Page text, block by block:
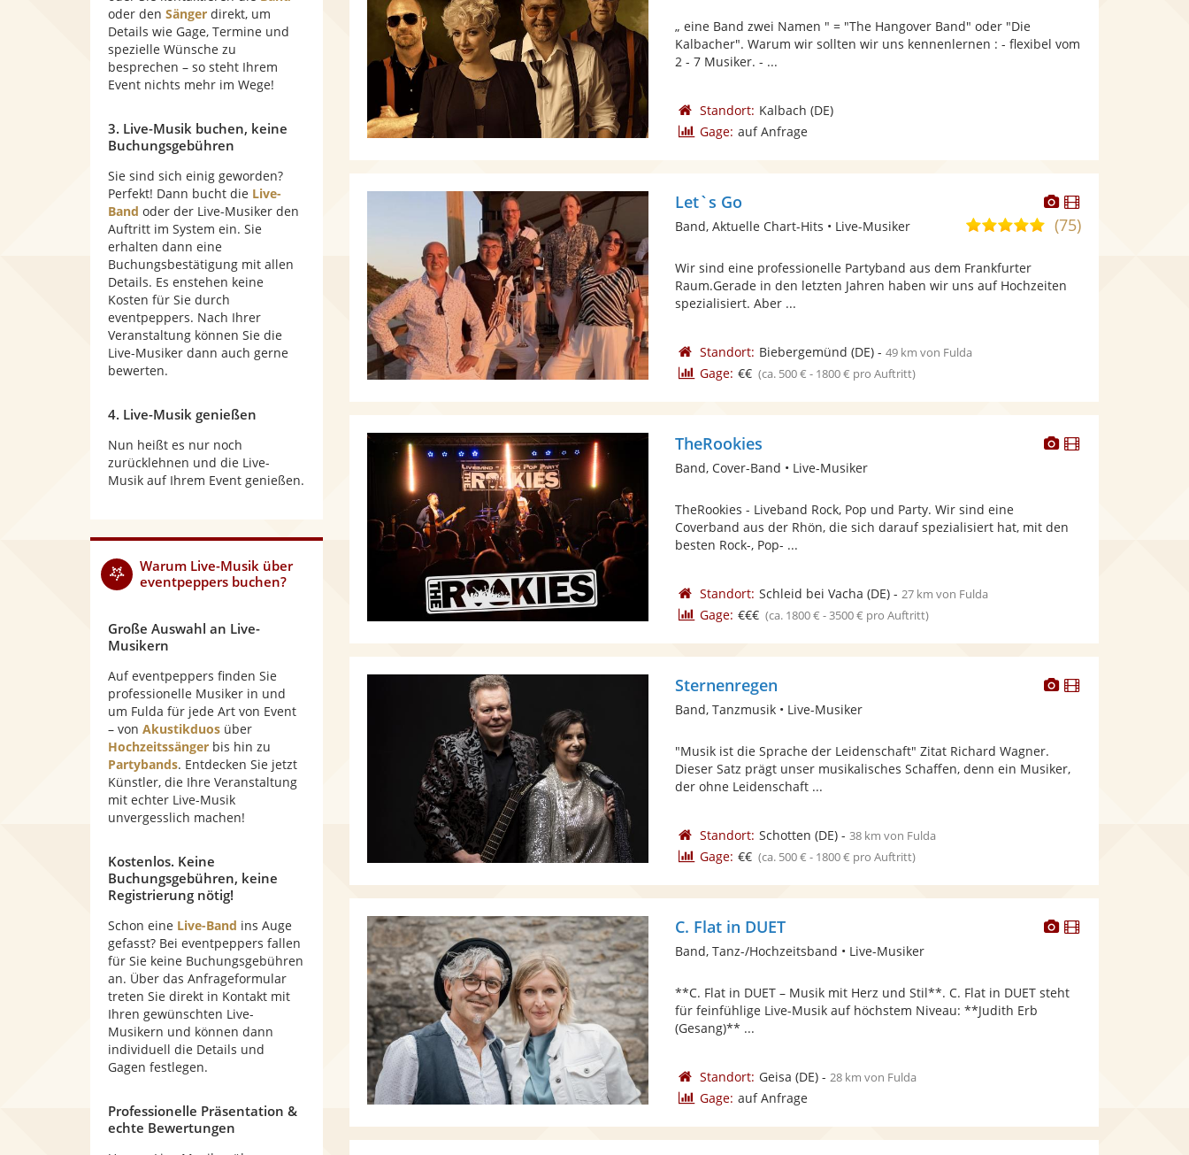
„ eine Band zwei Namen " = "The Hangover Band" oder "Die
Kalbacher". Warum wir sollten wir uns kennenlernen : - flexibel vom
2 - 7 Musiker. - ...
Standort: Kalbach (DE)
Gage: auf Anfrage
Dieser
Künstler
stellt
Dieser
Künstler
Let`s Go
4,9
Sternen
(75)
Band, Aktuelle Chart-Hits • Live-Musiker
Wir sind eine professionelle Partyband aus dem Frankfurter
Raum.Gerade in den letzten Jahren haben wir uns auf Hochzeiten
spezialisiert. Aber ...
Standort: Biebergemünd (DE)- 49 km von Fulda
Gage: €€ (ca. 500 € - 1800 € pro Auftritt)
DieserDieser
TheRookies
Band, Cover-Band • Live-Musiker
TheRookies - Liveband Rock, Pop und Party. Wir sind eine
Coverband aus der Rhön, die sich darauf spezialisiert hat, mit den
besten Rock-, Pop- ...
Standort: Schleid bei Vacha (DE)- 27 km von Fulda
Gage: €€€ (ca. 1800 € - 3500 € pro Auftritt)
DieserDieser
Sternenregen
Band, Tanzmusik • Live-Musiker
"Musik ist die Sprache der Leidenschaft" Zitat Richard Wagner.
Dieser Satz prägt unser musikalisches Schaffen, denn ein Musiker,
der ohne Leidenschaft ...
Standort: Schotten (DE)- 38 km von Fulda
Gage: €€ (ca. 500 € - 1800 € pro Auftritt)
Dieser
bereit.
Dieser
C. Flat in DUET
Band, Tanz-/Hochzeitsband • Live-Musiker
**C. Flat in DUET – Musik mit Herz und Stil**. C. Flat in DUET steht
für feinfühlige Live-Musik auf höchstem Niveau: **Judith Erb
(Gesang)** ...
Standort: Geisa (DE)- 28 km von Fulda
Gage: auf Anfrage
oder den Sänger direkt, um
Details wie Gage, Termine und
spezielle Wünsche zu
besprechen – so steht Ihrem
Event nichts mehr im Wege!
3. Live-Musik buchen, keine
Buchungsgebühren
Sie sind sich einig geworden?
Perfekt! Dann bucht die Live-
Band oder der Live-Musiker den
Auftritt im System ein. Sie
erhalten dann eine
Buchungsbestätigung mit allen
Details. Es enstehen keine
Kosten für Sie durch
eventpeppers. Nach Ihrer
Veranstaltung können Sie die
Live-Musiker dann auch gerne
bewerten.
4. Live-Musik genießen
Nun heißt es nur noch
zurücklehnen und die Live-
Musik auf Ihrem Event genießen.
Warum Live-Musik über
eventpeppers buchen?
Große Auswahl an Live-
Musikern
Auf eventpeppers finden Sie
professionelle Musiker in und
um Fulda für jede Art von Event
– von Akustikduos über
Hochzeitssänger bis hin zu
Partybands. Entdecken Sie jetzt
Künstler, die Ihre Veranstaltung
mit echter Live-Musik
unvergesslich machen!
Kostenlos. Keine
Buchungsgebühren, keine
Registrierung nötig!
Schon eine Live-Band ins Auge
gefasst? Bei eventpeppers fallen
für Sie keine Buchungsgebühren
an. Über das Anfrageformular
treten Sie direkt in Kontakt mit
Ihren gewünschten Live-
Musikern und können dann
individuell die Details und
Gagen festlegen.
Professionelle Präsentation &
echte Bewertungen